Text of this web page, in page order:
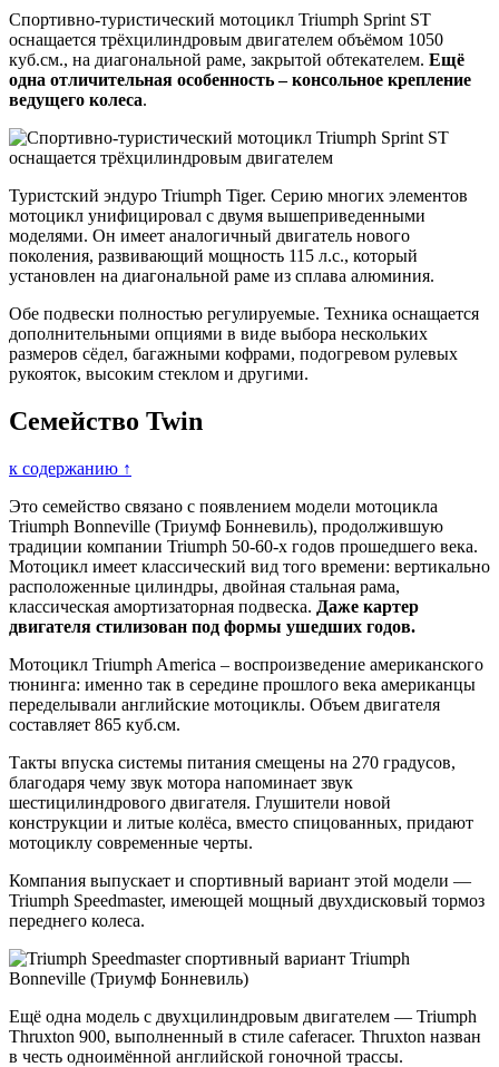
Спортивно-туристический мотоцикл Triumph Sprint ST
оснащается трёхцилиндровым двигателем объёмом 1050
куб.см., на диагональной раме, закрытой обтекателем. Ещё
одна отличительная особенность – консольное крепление
ведущего колеса.
Туристский эндуро Triumph Tiger. Серию многих элементов
мотоцикл унифицировал с двумя вышеприведенными
моделями. Он имеет аналогичный двигатель нового
поколения, развивающий мощность 115 л.с., который
установлен на диагональной раме из сплава алюминия.
Обе подвески полностью регулируемые. Техника оснащается
дополнительными опциями в виде выбора нескольких
размеров сёдел, багажными кофрами, подогревом рулевых
рукояток, высоким стеклом и другими.
Семейство Twin
к содержанию ↑
Это семейство связано с появлением модели мотоцикла
Triumph Bonneville (Триумф Бонневиль), продолжившую
традиции компании Triumph 50-60-х годов прошедшего века.
Мотоцикл имеет классический вид того времени: вертикально
расположенные цилиндры, двойная стальная рама,
классическая амортизаторная подвеска. Даже картер
двигателя стилизован под формы ушедших годов.
Мотоцикл Triumph America – воспроизведение американского
тюнинга: именно так в середине прошлого века американцы
переделывали английские мотоциклы. Объем двигателя
составляет 865 куб.см.
Такты впуска системы питания смещены на 270 градусов,
благодаря чему звук мотора напоминает звук
шестицилиндрового двигателя. Глушители новой
конструкции и литые колёса, вместо спицованных, придают
мотоциклу современные черты.
Компания выпускает и спортивный вариант этой модели —
Triumph Speedmaster, имеющей мощный двухдисковый тормоз
переднего колеса.
Ещё одна модель с двухцилиндровым двигателем — Triumph
Thruxton 900, выполненный в стиле caferacer. Thruxton назван
в честь одноимённой английской гоночной трассы.